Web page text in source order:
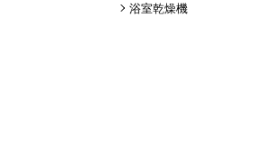
浴室乾燥機